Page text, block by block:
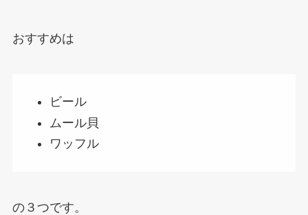
おすすめは
ビール
ムール貝
ワッフル
の３つです。